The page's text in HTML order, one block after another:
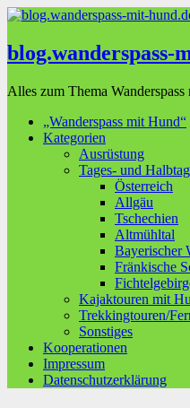
blog.wanderspass-
Alles zum Thema
„Wanderspass mit Hund“
Kategorien
Ausrüstung
Tages- und
Österreich
Allgäu
Tschechien
Altmühltal
Bayerischer
Fränkische
Kajaktouren mit
Trekkingtouren/
Sonstiges
Kooperationen
Impressum
Datenschutzerklärung